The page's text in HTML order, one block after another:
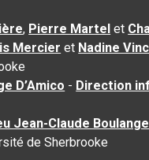
, Pierre Martel et
Mercier et Nadine
D’Amico - Direction
Jean-Claude
de Sherbrooke